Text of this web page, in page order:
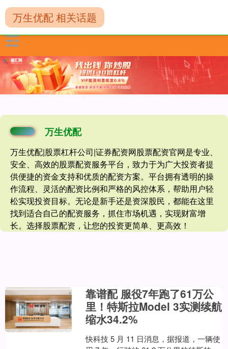
万生优配
万生优配|股票杠杆公司|证券配资网股票配资官网是专业、
安全、高效的股票配资服务平台，致力于为广大投资者提
供便捷的资金支持和优质的配资方案。平台拥有透明的操
作流程、灵活的配资比例和严格的风控体系，帮助用户轻
松实现投资目标。无论是新手还是资深股民，都能在这里
找到适合自己的配资服务，抓住市场机遇，实现财富增
长。选择股票配资，让您的投资更简单、更高效！
万生优配 相关话题
靠谱配 服役7年跑了61万公
里！特斯拉Model 3实测续航
缩水34.2%
快科技 5 月 11 日消息，据报道，一辆使